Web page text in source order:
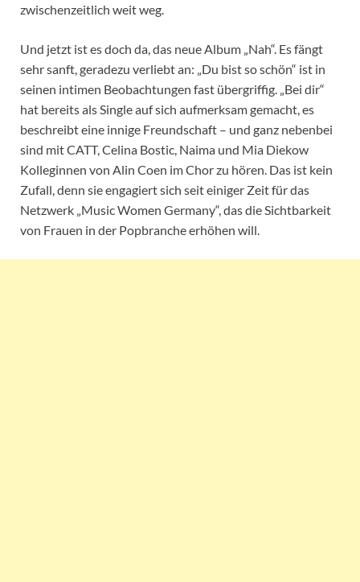
zwischenzeitlich weit weg.
Und jetzt ist es doch da, das neue Album „Nah“. Es fängt
sehr sanft, geradezu verliebt an: „Du bist so schön“ ist in
seinen intimen Beobachtungen fast übergriffig. „Bei dir“
hat bereits als Single auf sich aufmerksam gemacht, es
beschreibt eine innige Freundschaft – und ganz nebenbei
sind mit CATT, Celina Bostic, Naima und Mia Diekow
Kolleginnen von Alin Coen im Chor zu hören. Das ist kein
Zufall, denn sie engagiert sich seit einiger Zeit für das
Netzwerk „Music Women Germany“, das die Sichtbarkeit
von Frauen in der Popbranche erhöhen will.